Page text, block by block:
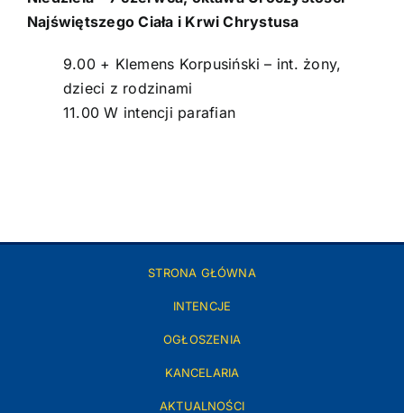
Najświętszego Ciała i Krwi Chrystusa
9.00 + Klemens Korpusiński – int. żony,
dzieci z rodzinami
11.00 W intencji parafian
STRONA GŁÓWNA
INTENCJE
OGŁOSZENIA
KANCELARIA
AKTUALNOŚCI